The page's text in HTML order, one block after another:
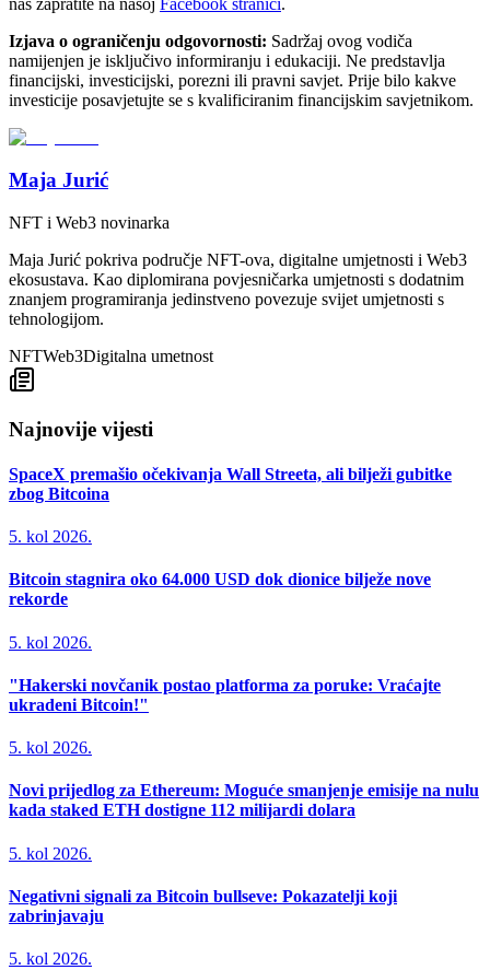
nas zapratite na našoj Facebook stranici.
Izjava o ograničenju odgovornosti: Sadržaj ovog vodiča
namijenjen je isključivo informiranju i edukaciji. Ne predstavlja
financijski, investicijski, porezni ili pravni savjet. Prije bilo kakve
investicije posavjetujte se s kvalificiranim financijskim savjetnikom.
Maja Jurić
NFT i Web3 novinarka
Maja Jurić pokriva područje NFT-ova, digitalne umjetnosti i Web3
ekosustava. Kao diplomirana povjesničarka umjetnosti s dodatnim
znanjem programiranja jedinstveno povezuje svijet umjetnosti s
tehnologijom.
NFTWeb3Digitalna umetnost
Najnovije vijesti
SpaceX premašio očekivanja Wall Streeta, ali bilježi gubitke
zbog Bitcoina
5. kol 2026.
Bitcoin stagnira oko 64.000 USD dok dionice bilježe nove
rekorde
5. kol 2026.
"Hakerski novčanik postao platforma za poruke: Vraćajte
ukradeni Bitcoin!"
5. kol 2026.
Novi prijedlog za Ethereum: Moguće smanjenje emisije na nulu
kada staked ETH dostigne 112 milijardi dolara
5. kol 2026.
Negativni signali za Bitcoin bullseve: Pokazatelji koji
zabrinjavaju
5. kol 2026.